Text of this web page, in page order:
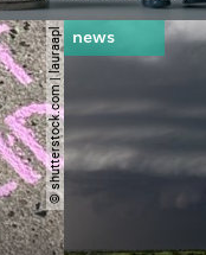
© shutterstock.com | lauraapl